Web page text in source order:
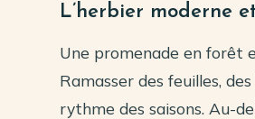
L’herbier moderne
Une promenade en forêt
Ramasser des feuilles,
rythme des saisons. Au-